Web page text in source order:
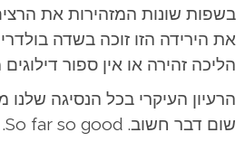
בשפות שונות המזהירות את
את הירידה הזו זוכה בשדה
הליכה זהירה או אין ספור
הרעיון העיקרי בכל הנסיגה
שום דבר חשוב. So far so good.